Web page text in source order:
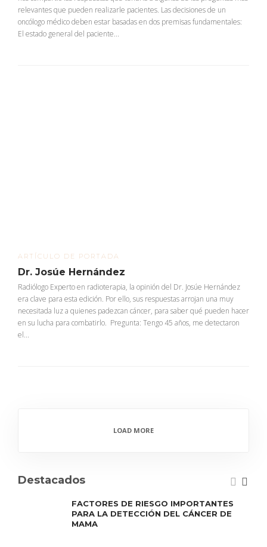
relevantes que pueden realizarle pacientes. Las decisiones de un
oncólogo médico deben estar basadas en dos premisas fundamentales:
El estado general del paciente...
ARTÍCULO DE PORTADA
Dr. Josúe Hernández
Radiólogo Experto en radioterapia, la opinión del Dr. Josúe Hernández
era clave para esta edición. Por ello, sus respuestas arrojan una muy
necesitada luz a quienes padezcan cáncer, para saber qué pueden hacer
en su lucha para combatirlo. Pregunta: Tengo 45 años, me detectaron
el...
LOAD MORE
Destacados
FACTORES DE RIESGO IMPORTANTES
PARA LA DETECCIÓN DEL CÁNCER DE
MAMA